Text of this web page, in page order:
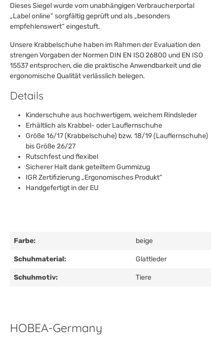
Dieses Siegel wurde vom unabhängigen Verbraucherportal
„Label online“ sorgfältig geprüft und als „besonders
empfehlenswert“ eingestuft.
Unsere Krabbelschuhe haben im Rahmen der Evaluation den
strengen Vorgaben der Normen DIN EN ISO 26800 und EN ISO
15537 entsprochen, die die praktische Anwendbarkeit und die
ergonomische Qualität verlässlich belegen.
Details
Kinderschuhe aus hochwertigem, weichem Rindsleder
Erhältlich als Krabbel- oder Lauflernschuhe
Größe 16/17 (Krabbelschuhe) bzw. 18/19 (Lauflernschuhe)
bis Größe 26/27
Rutschfest und flexibel
Sicherer Halt dank geteiltem Gummizug
IGR Zertifizierung „Ergonomisches Produkt“
Handgefertigt in der EU
Farbe: beige
Schuhmaterial: Glattleder
Schuhmotiv: Tiere
HOBEA-Germany